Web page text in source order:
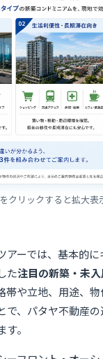
クリックすると拡大表
アーでは、基本的
た注目の新築・未
帯や立地、用途、
で、パタヤ不動産
。